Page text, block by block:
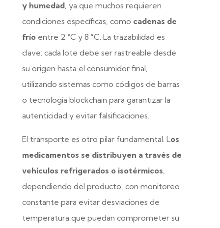
y humedad, ya que muchos requieren
condiciones específicas, como cadenas de
fríoentre 2 °C y 8 °C. La trazabilidad es
clave: cada lote debe ser rastreable desde
su origen hasta el consumidor final,
utilizando sistemas como códigos de barras
o tecnología blockchain para garantizar la
autenticidad y evitar falsificaciones.
El transporte es otro pilar fundamental. Los
medicamentos se distribuyen a través de
vehículos refrigerados o isotérmicos,
dependiendo del producto, con monitoreo
constante para evitar desviaciones de
temperatura que puedan comprometer su